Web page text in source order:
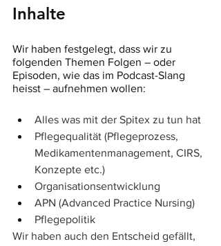
Inhalte
Wir haben festgelegt, dass wir zu
folgenden Themen Folgen – oder
Episoden, wie das im Podcast-Slang
heisst – aufnehmen wollen:
Alles was mit der Spitex zu tun hat
Pflegequalität (Pflegeprozess,
Medikamentenmanagement, CIRS,
Konzepte etc.)
Organisationsentwicklung
APN (Advanced Practice Nursing)
Pflegepolitik
Wir haben auch den Entscheid gefällt,